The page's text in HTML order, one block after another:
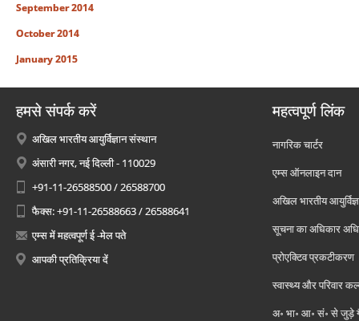
September 2014
October 2014
January 2015
हमसे संपर्क करें
अखिल भारतीय आयुर्विज्ञान संस्थान
अंसारी नगर, नई दिल्ली - 110029
+91-11-26588500 / 26588700
फैक्स: +91-11-26588663 / 26588641
एम्स में महत्वपूर्ण ई -मेल पते
आपकी प्रतिक्रिया दें
महत्वपूर्ण लिंक
नागरिक चार्टर
एम्स ऑनलाइन दान
अखिल भारतीय
सूचना का अधिकार
प्रोएक्टिव प्रकटीकरण
स्वास्थ्य और परिवार
अ॰ भा॰ आ॰ सं॰ से जुड़े